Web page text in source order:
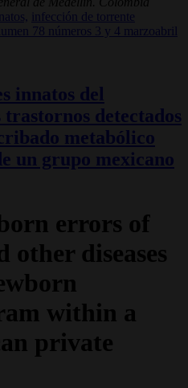
infección de torrente
78 números 3 y 4 marzoabril
innatos del
detectados
metabólico
un grupo mexicano
errors of
other diseases
within a
private